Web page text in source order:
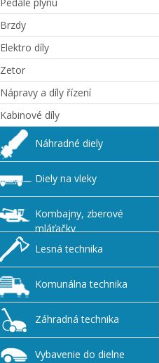
Brzdy
Elektro díly
Zetor
Nápravy a díly řízení
Kabinové díly
Náhradné diely
Diely na vleky
Kombajny, zberové
mláťačky
Lesná technika
Komunálna technika
Záhradná technika
Vybavenie do dielne